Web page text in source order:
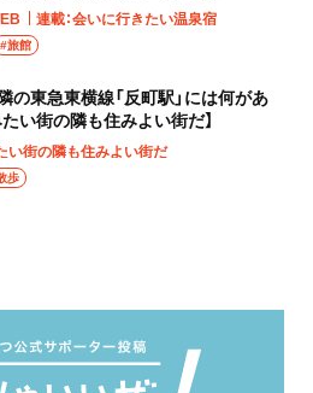
連載：会いに行きたい温泉宿
#旅館
の東急東横線「反町駅」には何があ
たい街の隣も住みよい街だ】
い街の隣も住みよい街だ
歩